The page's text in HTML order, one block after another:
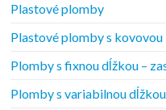
Plastové plomby
Plastové plomby s
Plomby s fixnou dĺžkou –
Plomby s variabilnou